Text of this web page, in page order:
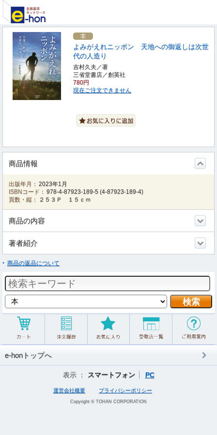
よみがえれニッポン 天地への御返しは次世
代の人造り
吉村久夫／著
三省堂書店／創英社
780円
現在ご注文できません
商品情報
出版年月： 2023年1月
ISBNコード： 978-4-87923-189-5 (4-87923-189-4)
頁数・縦：
２５３Ｐ １５ｃｍ
商品の内容
著者紹介
商品の返品について
e-honトップへ
表示 ： スマートフォン PC
運営会社概要 プライバシーポリシー
Copyright © TOHAN CORPORATION